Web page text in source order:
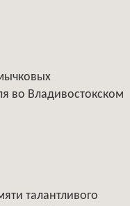
во Владивостокском
талантливого